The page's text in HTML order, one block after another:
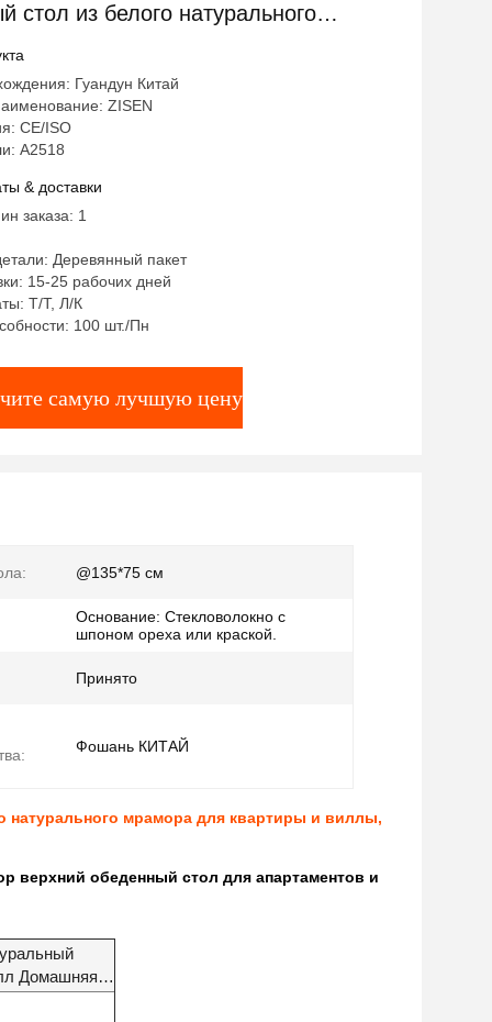
стол из белого натурального
столовойГуандун Китай
ZISEN
CE/ISO
А2518
& доставки
заказа: 1
Деревянный пакет
15-25 рабочих дней
Т/Т, Л/К
100 шт./Пн
самую лучшую цену
@135*75 см
Основание: Стекловолокно с
шпоном ореха или краской.
Принято
Фошань КИТАЙ
мрамора для квартиры и виллы,
обеденный стол для апартаментов и
Домашняя